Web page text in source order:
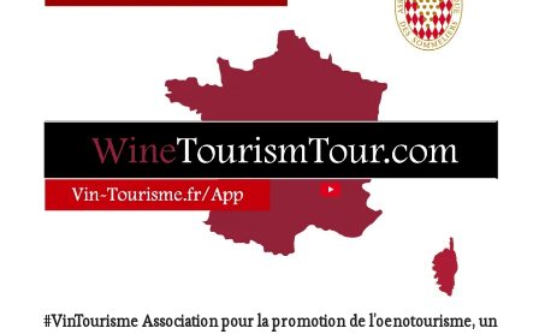
#VinTourisme Association pour la promotion de l’oenotourisme, un